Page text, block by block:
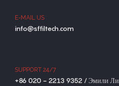
E-MAIL US
info@sffiltech.com
SUPPORT 24/7
+86 020 - 2213 9352 / Эмили Ли